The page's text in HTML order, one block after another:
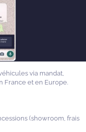
via mandat,
France et en Europe.
(showroom, frais